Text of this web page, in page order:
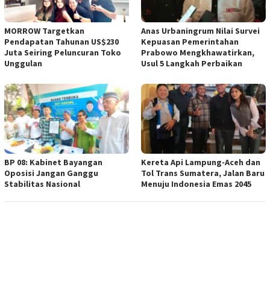
MORROW Targetkan
Pendapatan Tahunan US$230
Juta Seiring Peluncuran Toko
Unggulan
Anas Urbaningrum Nilai Survei
Kepuasan Pemerintahan
Prabowo Mengkhawatirkan,
Usul 5 Langkah Perbaikan
BP 08: Kabinet Bayangan
Oposisi Jangan Ganggu
Stabilitas Nasional
Kereta Api Lampung-Aceh dan
Tol Trans Sumatera, Jalan Baru
Menuju Indonesia Emas 2045